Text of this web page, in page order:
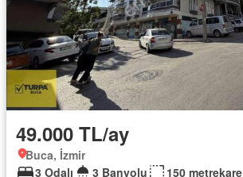
49.000 TL/ay
Buca, İzmir
3 Odalı
3 Banyolu 150 metrekare